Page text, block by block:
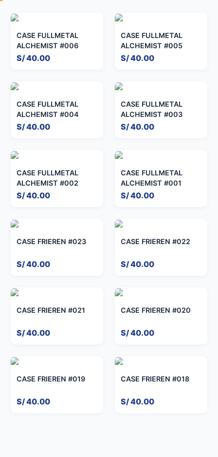
CASE FULLMETAL
ALCHEMIST #006
S/ 40.00
CASE FULLMETAL
ALCHEMIST #005
S/ 40.00
CASE FULLMETAL
ALCHEMIST #004
S/ 40.00
CASE FULLMETAL
ALCHEMIST #003
S/ 40.00
CASE FULLMETAL
ALCHEMIST #002
S/ 40.00
CASE FULLMETAL
ALCHEMIST #001
S/ 40.00
CASE FRIEREN #023
S/ 40.00
CASE FRIEREN #022
S/ 40.00
CASE FRIEREN #021
S/ 40.00
CASE FRIEREN #020
S/ 40.00
CASE FRIEREN #019
S/ 40.00
CASE FRIEREN #018
S/ 40.00